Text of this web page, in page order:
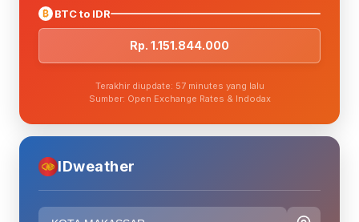
₿ BTC to IDR
Rp. 1.151.844.000
Terakhir diupdate: 57 minutes yang lalu
Sumber: Open Exchange Rates & Indodax
IDweather